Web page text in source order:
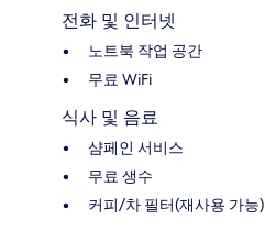
전화 및 인터넷
노트북 작업 공간
무료 WiFi
식사 및 음료
샴페인 서비스
무료 생수
커피/차 필터(재사용 가능)